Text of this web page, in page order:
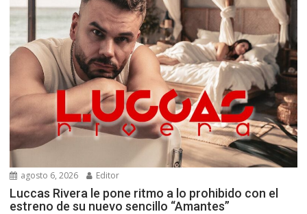
agosto 6, 2026 Editor
Luccas Rivera le pone ritmo a lo prohibido con el
estreno de su nuevo sencillo “Amantes”